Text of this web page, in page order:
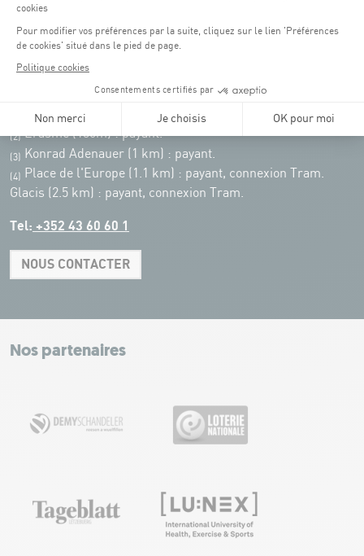
(1)Parking Coque
clients Coque(hors manifestations)
Pendant les jours d'événements à la Coque, les places de parkings sont
restreintes. Veuillez privilégier les transports en commun dans la mesure du
(2)Erasme (150m) : payant.
(3) Konrad Adenauer (1 km) : payant.
(4)
Place de l'Europe (1.1 km) : payant, connexion Tram.
Glacis (2.5 km) : payant, connexion Tram.
Tel: +352 43 60 60 1
NOUS CONTACTER
+
−
Leaflet|Map tiles by Carto, under CC BY 3.0. Data by OpenStreetMap, under
Nos partenaires